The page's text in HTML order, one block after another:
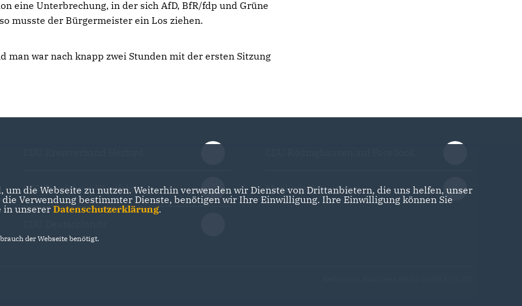
eine Unterbrechung, in der sich AfD, BfR/fdp und Grüne
musste der Bürgermeister ein Los ziehen.
man war nach knapp zwei Stunden mit der ersten Sitzung
CDU Nordrhein-Westfalen Mitgliederbereich
um die Webseite zu nutzen. Weiterhin verwenden wir Dienste von Drittanbietern, die uns helfen, unser
Verwendung bestimmter Dienste, benötigen wir Ihre Einwilligung. Ihre Einwilligung können Sie
in unserer Datenschutzerklärung.
der Webseite benötigt.